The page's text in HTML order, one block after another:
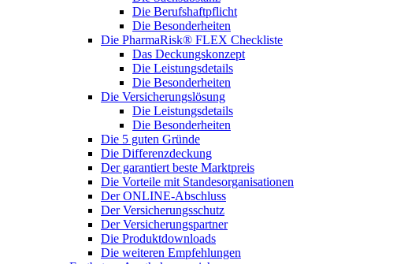
Die Berufshaftpflicht
Die Besonderheiten
Die PharmaRisk® FLEX Checkliste
Das Deckungskonzept
Die Leistungsdetails
Die Besonderheiten
Die Versicherungslösung
Die Leistungsdetails
Die Besonderheiten
Die 5 guten Gründe
Die Differenzdeckung
Der garantiert beste Marktpreis
Die Vorteile mit Standesorganisationen
Der ONLINE-Abschluss
Der Versicherungsschutz
Der Versicherungspartner
Die Produktdownloads
Die weiteren Empfehlungen